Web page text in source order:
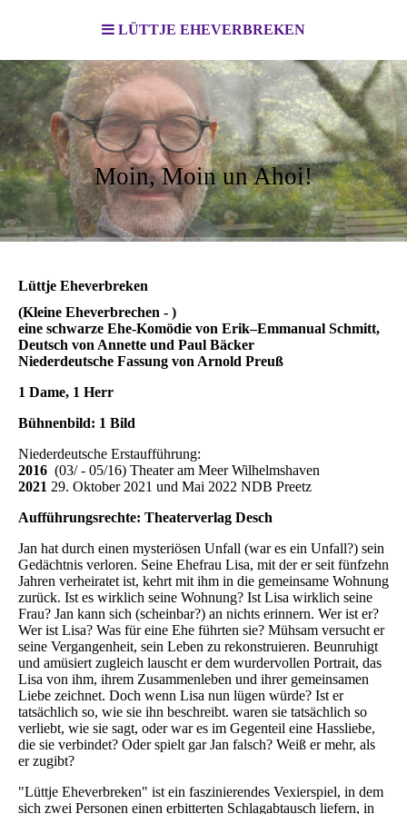
LÜTTJE EHEVERBREKEN
Moin, Moin un Ahoi!
Lüttje Eheverbreken
(Kleine Eheverbrechen - )
eine schwarze Ehe-Komödie von Erik–Emmanual Schmitt,
Deutsch von Annette und Paul Bäcker
Niederdeutsche Fassung von Arnold Preuß
1 Dame, 1 Herr
Bühnenbild: 1 Bild
Niederdeutsche Erstaufführung:
2016 (03/ - 05/16) Theater am Meer Wilhelmshaven
2021 29. Oktober 2021 und Mai 2022 NDB Preetz
Aufführungsrechte: Theaterverlag Desch
Jan hat durch einen mysteriösen Unfall (war es ein Unfall?) sein
Gedächtnis verloren. Seine Ehefrau Lisa, mit der er seit fünfzehn
Jahren verheiratet ist, kehrt mit ihm in die gemeinsame Wohnung
zurück. Ist es wirklich seine Wohnung? Ist Lisa wirklich seine
Frau? Jan kann sich (scheinbar?) an nichts erinnern. Wer ist er?
Wer ist Lisa? Was für eine Ehe führten sie? Mühsam versucht er
seine Vergangenheit, sein Leben zu rekonstruieren. Beunruhigt
und amüsiert zugleich lauscht er dem wurdervollen Portrait, das
Lisa von ihm, ihrem Zusammenleben und ihrer gemeinsamen
Liebe zeichnet. Doch wenn Lisa nun lügen würde? Ist er
tatsächlich so, wie sie ihn beschreibt. waren sie tatsächlich so
verliebt, wie sie sagt, oder war es im Gegenteil eine Hassliebe,
die sie verbindet? Oder spielt gar Jan falsch? Weiß er mehr, als
er zugibt?
"Lüttje Eheverbreken" ist ein faszinierendes Vexierspiel, in dem
sich zwei Personen einen erbitterten Schlagabtausch liefern, in